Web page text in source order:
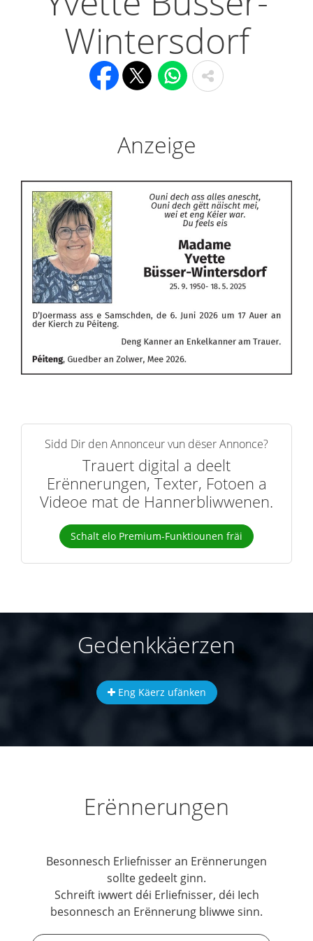
Wintersdorf
Anzeige
Sidd Dir den Annonceur vun dëser Annonce?
Trauert digital a deelt
Erënnerungen, Texter, Fotoen a
Videoe mat de Hannerbliwwenen.
Schalt elo Premium-Funktiounen fräi
Gedenkkäerzen
Eng Käerz ufänken
Erënnerungen
Besonnesch Erliefnisser an Erënnerungen
sollte gedeelt ginn.
Schreift iwwert déi Erliefnisser, déi Iech
besonnesch an Erënnerung bliwwe sinn.